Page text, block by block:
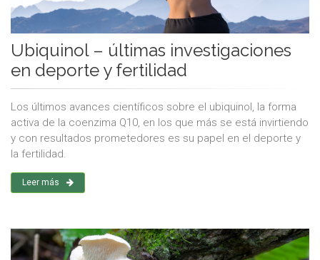
Ubiquinol – últimas investigaciones
en deporte y fertilidad
Los últimos avances científicos sobre el ubiquinol, la forma
activa de la coenzima Q10, en los que más se está invirtiendo
y con resultados prometedores es su papel en el deporte y
la fertilidad.
Leer más